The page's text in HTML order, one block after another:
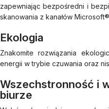
zapewniając bezpośredni i
skanowania z kanałów
Ekologia
Znakomite rozwiązania
energii w trybie czuwania oraz
Wszechstronność i
biurze